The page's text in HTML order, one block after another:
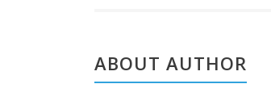
ABOUT AUTHOR